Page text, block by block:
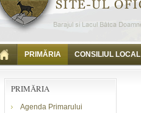
PRIMĂRIA CONSILIUL LOCAL
PRIMĂRIA
Agenda Primarului